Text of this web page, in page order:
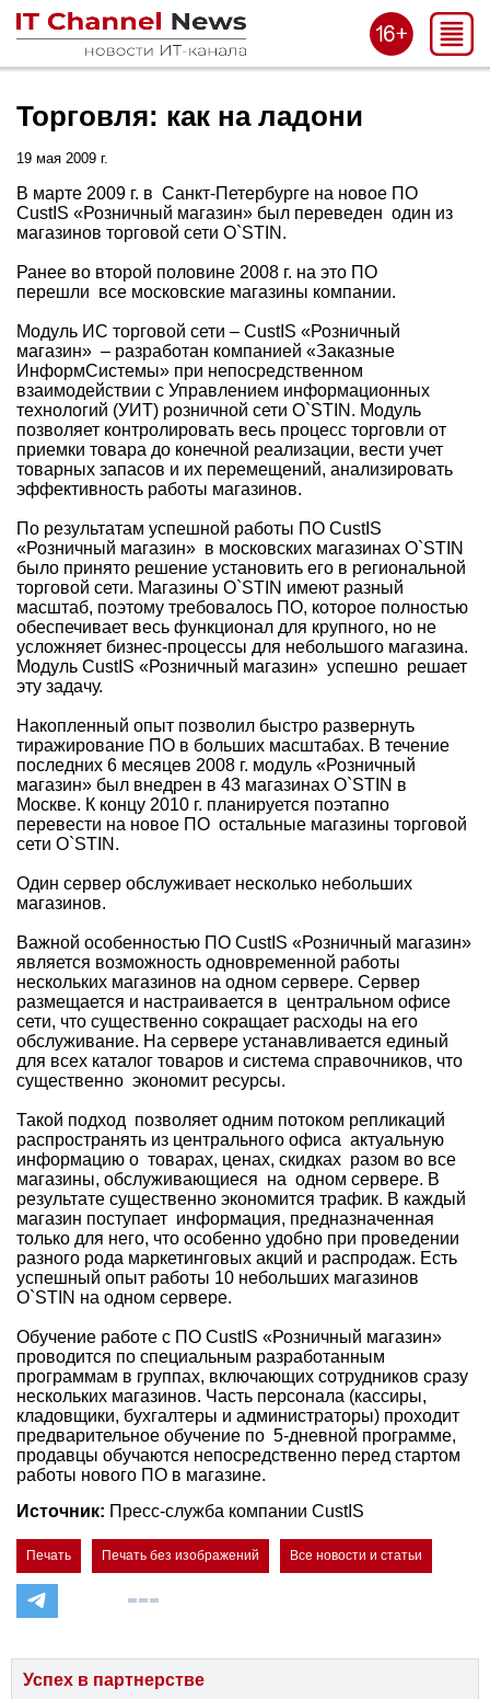
Торговля: как на ладони
19 мая 2009 г.
В марте 2009 г. в Санкт-Петербурге на новое ПО
CustIS «Розничный магазин» был переведен один из
магазинов торговой сети O`STIN.
Ранее во второй половине 2008 г. на это ПО
перешли все московские магазины компании.
Модуль ИС торговой сети – CustIS «Розничный
магазин» – разработан компанией «Заказные
ИнформСистемы» при непосредственном
взаимодействии с Управлением информационных
технологий (УИТ) розничной сети O`STIN. Модуль
позволяет контролировать весь процесс торговли от
приемки товара до конечной реализации, вести учет
товарных запасов и их перемещений, анализировать
эффективность работы магазинов.
По результатам успешной работы ПО CustIS
«Розничный магазин» в московских магазинах O`STIN
было принято решение установить его в региональной
торговой сети. Магазины O`STIN имеют разный
масштаб, поэтому требовалось ПО, которое полностью
обеспечивает весь функционал для крупного, но не
усложняет бизнес-процессы для небольшого магазина.
Модуль CustIS «Розничный магазин» успешно решает
эту задачу.
Накопленный опыт позволил быстро развернуть
тиражирование ПО в больших масштабах. В течение
последних 6 месяцев 2008 г. модуль «Розничный
магазин» был внедрен в 43 магазинах O`STIN в
Москве. К концу 2010 г. планируется поэтапно
перевести на новое ПО остальные магазины торговой
сети O`STIN.
Один сервер обслуживает несколько небольших
магазинов.
Важной особенностью ПО CustIS «Розничный магазин»
является возможность одновременной работы
нескольких магазинов на одном сервере. Сервер
размещается и настраивается в центральном офисе
сети, что существенно сокращает расходы на его
обслуживание. На сервере устанавливается единый
для всех каталог товаров и система справочников, что
существенно экономит ресурсы.
Такой подход позволяет одним потоком репликаций
распространять из центрального офиса актуальную
информацию о товарах, ценах, скидках разом во все
магазины, обслуживающиеся на одном сервере. В
результате существенно экономится трафик. В каждый
магазин поступает информация, предназначенная
только для него, что особенно удобно при проведении
разного рода маркетинговых акций и распродаж. Есть
успешный опыт работы 10 небольших магазинов
O`STIN на одном сервере.
Обучение работе с ПО CustIS «Розничный магазин»
проводится по специальным разработанным
программам в группах, включающих сотрудников сразу
нескольких магазинов. Часть персонала (кассиры,
кладовщики, бухгалтеры и администраторы) проходит
предварительное обучение по 5-дневной программе,
продавцы обучаются непосредственно перед стартом
работы нового ПО в магазине.
Источник: Пресс-служба компании CustIS
Печать Печать без изображений Все новости и статьи
Успех в партнерстве